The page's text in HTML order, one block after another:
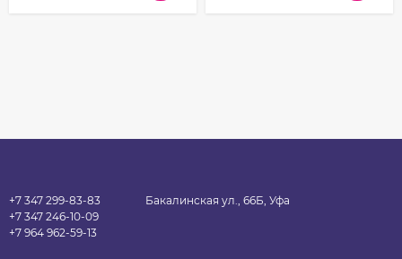
+7 347 299-83-83
+7 347 246-10-09
+7 964 962-59-13
Бакалинская ул., 66Б, Уфа